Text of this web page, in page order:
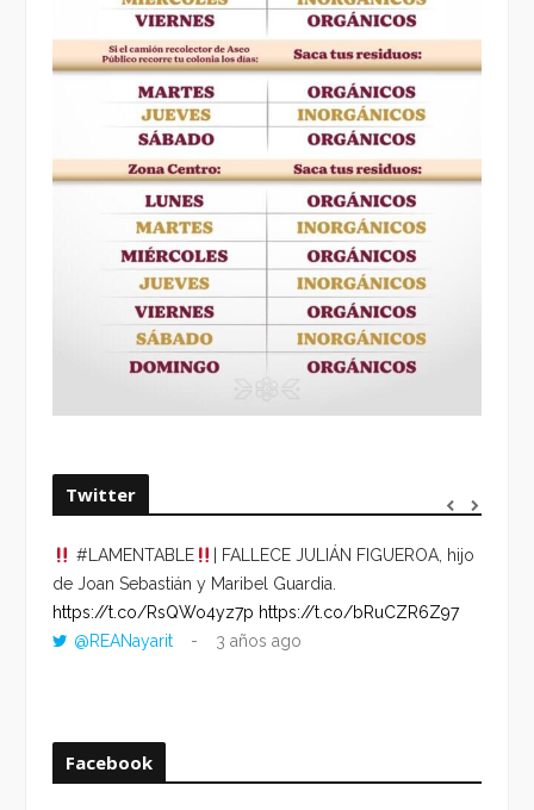
Twitter
#LAMENTABLE
| FALLECE JULIÁN FIGUEROA, hijo
de Joan Sebastián y Maribel Guardia.
https://t.co/RsQWo4yz7p https://t.co/bRuCZR6Z97
@REANayarit
3 años ago
Facebook